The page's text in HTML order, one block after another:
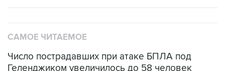
САМОЕ ЧИТАЕМОЕ
Число пострадавших при атаке БПЛА под
Геленджиком увеличилось до 58 человек